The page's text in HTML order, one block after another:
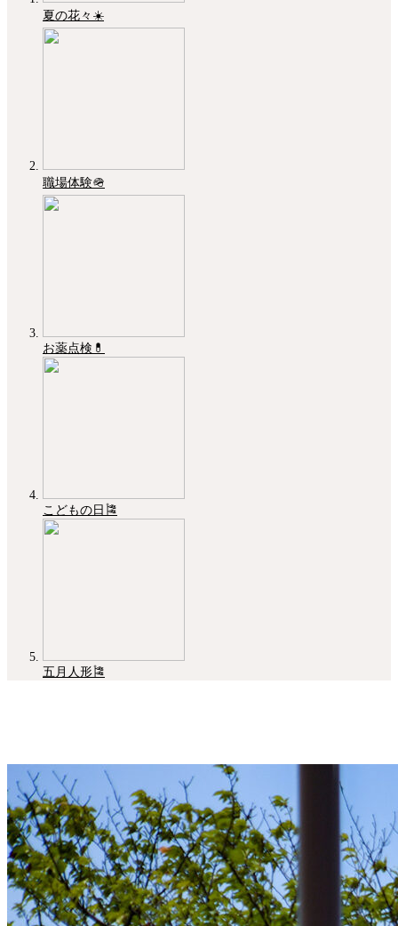
夏の花々☀️
職場体験🪖
お薬点検💊
こどもの日🎏
五月人形🎏